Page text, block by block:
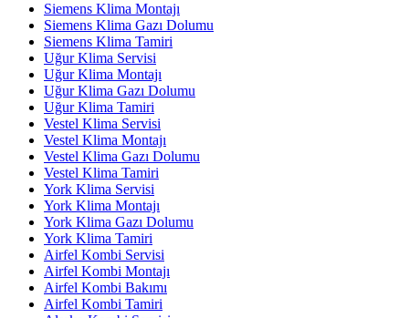
Siemens Klima Montajı
Siemens Klima Gazı Dolumu
Siemens Klima Tamiri
Uğur Klima Servisi
Uğur Klima Montajı
Uğur Klima Gazı Dolumu
Uğur Klima Tamiri
Vestel Klima Servisi
Vestel Klima Montajı
Vestel Klima Gazı Dolumu
Vestel Klima Tamiri
York Klima Servisi
York Klima Montajı
York Klima Gazı Dolumu
York Klima Tamiri
Airfel Kombi Servisi
Airfel Kombi Montajı
Airfel Kombi Bakımı
Airfel Kombi Tamiri